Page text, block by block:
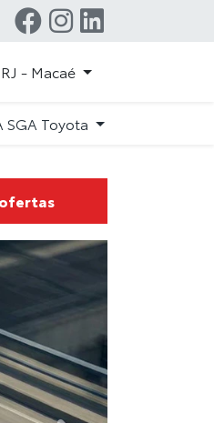
RJ - Macaé
SGA Toyota